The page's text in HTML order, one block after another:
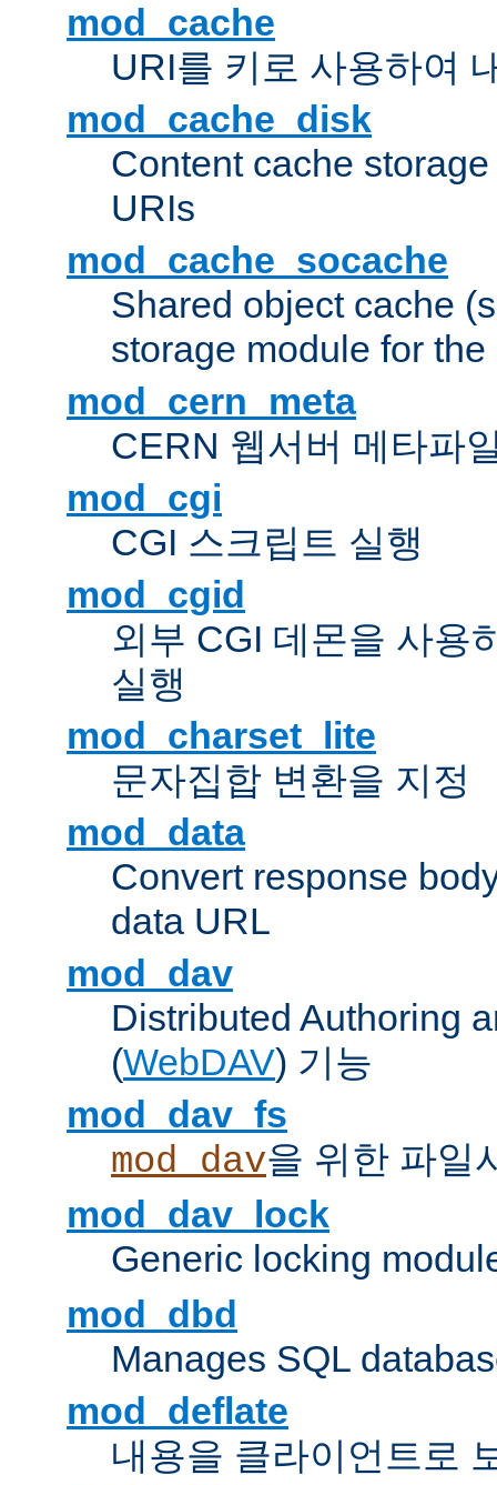
mod_cache
URI를 키로 사용하여
mod_cache_disk
Content cache
URIs
mod_cache_socache
Shared object cache
storage module for
mod_cern_meta
CERN 웹서버 메타파
mod_cgi
CGI 스크립트 실행
mod_cgid
외부 CGI 데몬을 사용
실행
mod_charset_lite
문자집합 변환을 지정
mod_data
Convert response
data URL
mod_dav
Distributed Authoring
(WebDAV) 기능
mod_dav_fs
mod_dav을 위한 파일
mod_dav_lock
Generic locking
mod_dbd
Manages SQL
mod_deflate
내용을 클라이언트로